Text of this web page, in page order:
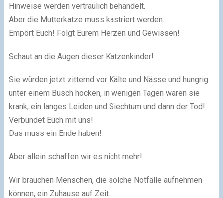
Hinweise werden vertraulich behandelt.
Aber die Mutterkatze muss kastriert werden.
Empört Euch! Folgt Eurem Herzen und Gewissen!
Schaut an die Augen dieser Katzenkinder!
Sie würden jetzt zitternd vor Kälte und Nässe und hungrig
unter einem Busch hocken, in wenigen Tagen wären sie
krank, ein langes Leiden und Siechtum und dann der Tod!
Verbündet Euch mit uns!
Das muss ein Ende haben!
Aber allein schaffen wir es nicht mehr!
Wir brauchen Menschen, die solche Notfälle aufnehmen
können, ein Zuhause auf Zeit.